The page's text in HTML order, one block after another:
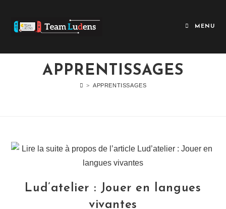
MENU
APPRENTISSAGES
> APPRENTISSAGES
Lud’atelier : Jouer en langues
vivantes